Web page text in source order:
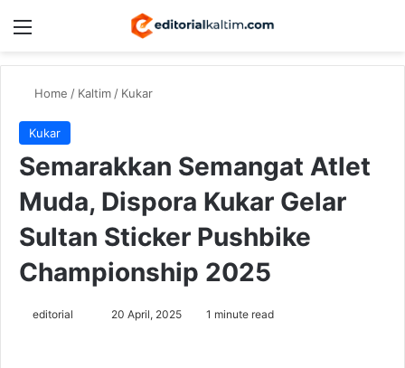
Menu
Home / Kaltim/ Kukar
Kukar
Semarakkan Semangat Atlet
Muda, Dispora Kukar Gelar
Sultan Sticker Pushbike
Championship 2025
editorial 20 April, 2025 1 minute read